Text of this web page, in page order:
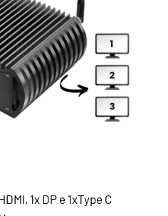
1x DP e 1xType C